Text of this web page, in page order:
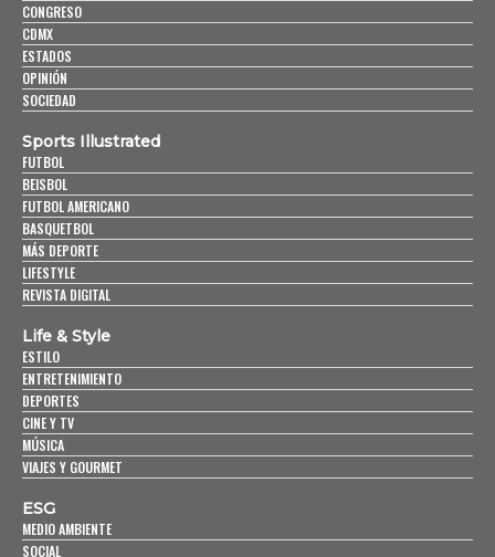
CONGRESO
CDMX
ESTADOS
OPINIÓN
SOCIEDAD
Sports Illustrated
FUTBOL
BEISBOL
FUTBOL AMERICANO
BASQUETBOL
MÁS DEPORTE
LIFESTYLE
REVISTA DIGITAL
Life & Style
ESTILO
ENTRETENIMIENTO
DEPORTES
CINE Y TV
MÚSICA
VIAJES Y GOURMET
ESG
MEDIO AMBIENTE
SOCIAL